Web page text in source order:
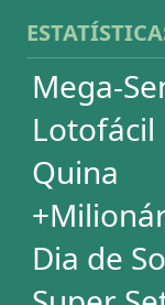
Mega-
Lotofácil
Quina
+Milionária
Dia de
Dupla-